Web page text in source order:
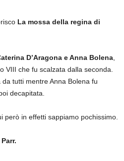
La mossa della regina di
D’Aragona e Anna Bolena,
VIII che fu scalzata dalla seconda.
tutti mentre Anna Bolena fu
decapitata.
però in effetti sappiamo pochissimo.